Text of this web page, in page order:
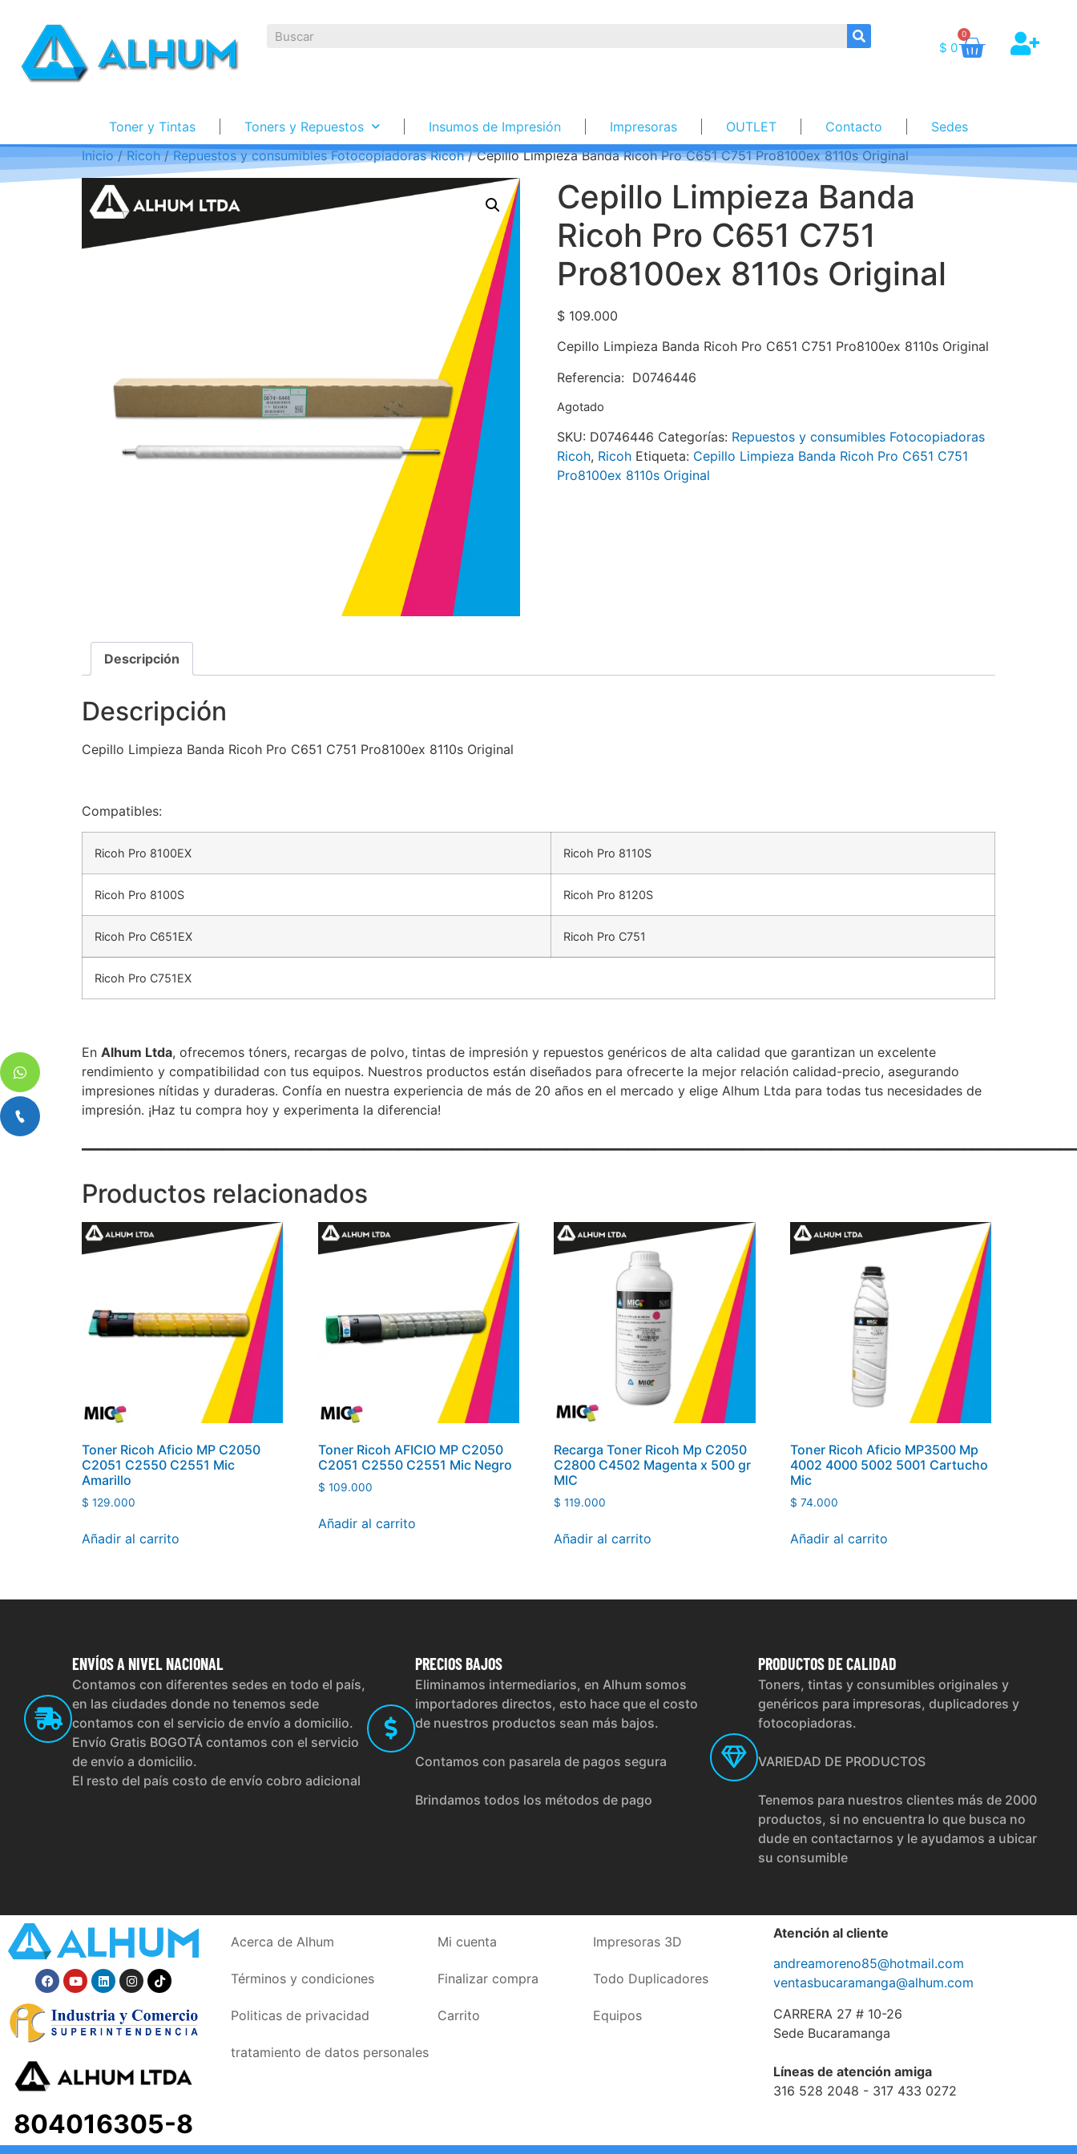
$ 0
0
Toner y Tintas Toners y Repuestos Insumos de Impresión Impresoras OUTLET Contacto
Sedes
Inicio/Ricoh/Repuestos y consumibles Fotocopiadoras Ricoh/ Cepillo Limpieza Banda Ricoh Pro C651 C751 Pro8100ex 8110s Original
Cepillo Limpieza Banda
Ricoh Pro C651 C751
Pro8100ex 8110s Original
$109.000
Cepillo Limpieza Banda Ricoh Pro C651 C751 Pro8100ex 8110s Original
Referencia: D0746446
Agotado
SKU: D0746446 Categorías: Repuestos y consumibles Fotocopiadoras
Ricoh, Ricoh Etiqueta: Cepillo Limpieza Banda Ricoh Pro C651 C751
Pro8100ex 8110s Original
Descripción
Descripción
Cepillo Limpieza Banda Ricoh Pro C651 C751 Pro8100ex 8110s Original
Compatibles:
Ricoh Pro 8100EX Ricoh Pro 8110S
Ricoh Pro 8100S Ricoh Pro 8120S
Ricoh Pro C651EX Ricoh Pro C751
Ricoh Pro C751EX
En Alhum Ltda, ofrecemos tóners, recargas de polvo, tintas de impresión y repuestos genéricos de alta calidad que garantizan un excelente
rendimiento y compatibilidad con tus equipos. Nuestros productos están diseñados para ofrecerte la mejor relación calidad-precio, asegurando
impresiones nítidas y duraderas. Confía en nuestra experiencia de más de 20 años en el mercado y elige Alhum Ltda para todas tus necesidades de
impresión. ¡Haz tu compra hoy y experimenta la diferencia!
Productos relacionados
Toner Ricoh Aficio MP C2050
C2051 C2550 C2551 Mic
Amarillo
$ 129.000
Añadir al carrito
Toner Ricoh AFICIO MP C2050
C2051 C2550 C2551 Mic Negro
$ 109.000
Añadir al carrito
Recarga Toner Ricoh Mp C2050
C2800 C4502 Magenta x 500 gr
MIC
$ 119.000
Añadir al carrito
Toner Ricoh Aficio MP3500 Mp
4002 4000 5002 5001 Cartucho
Mic
$ 74.000
Añadir al carrito
ENVÍOSA NIVEL NACIONAL
Contamos con diferentes sedes en todo el país,
en las ciudades donde no tenemos sede
contamos con el servicio de envío a domicilio.
Envío Gratis BOGOTÁ contamos con el servicio
de envío a domicilio.
El resto del país costo de envío cobro adicional
PRECIOSBAJOS
Eliminamos intermediarios, en Alhum somos
importadores directos, esto hace que el costo
de nuestros productos sean más bajos.
Contamos con pasarela de pagos segura
Brindamos todos los métodos de pago
PRODUCTOSDE CALIDAD
Toners, tintas y consumibles originales y
genéricos para impresoras, duplicadores y
fotocopiadoras.
VARIEDAD DE PRODUCTOS
Tenemos para nuestros clientes más de 2000
productos, si no encuentra lo que busca no
dude en contactarnos y le ayudamos a ubicar
su consumible
804016305-8
Acerca de Alhum
Términos y condiciones
Politicas de privacidad
tratamiento de datos personales
Mi cuenta
Finalizar compra
Carrito
Impresoras 3D
Todo Duplicadores
Equipos
Atención al cliente
andreamoreno85@hotmail.com
ventasbucaramanga@alhum.com
CARRERA 27 # 10-26
Sede Bucaramanga
Líneas de atención amiga
316 528 2048 - 317 433 0272